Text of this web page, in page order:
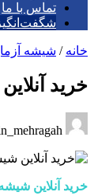
تماس با ما
خانه / شیشه
خرید
خرید آنلاین